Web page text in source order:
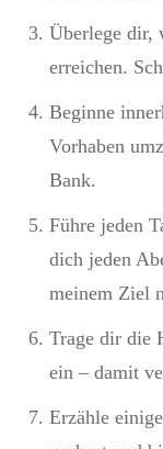
Überlege dir,
erreichen.
Beginne
Vorhaben
Bank.
Führe jeden
dich jeden
meinem Ziel
Trage dir die
ein – damit
Erzähle